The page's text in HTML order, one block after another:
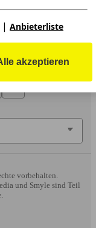
vorbehalten.
und Smyle sind Teil
| Anbieterliste
akzeptieren